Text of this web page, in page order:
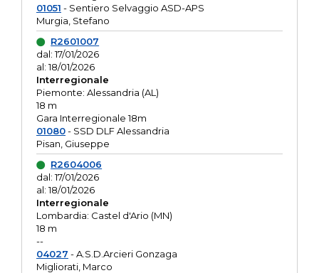
01051 - Sentiero Selvaggio ASD-APS
Murgia, Stefano
R2601007
dal: 17/01/2026
al: 18/01/2026
Interregionale
Piemonte: Alessandria (AL)
18 m
Gara Interregionale 18m
01080- SSD DLF Alessandria
Pisan, Giuseppe
R2604006
dal: 17/01/2026
al: 18/01/2026
Interregionale
Lombardia: Castel d'Ario (MN)
18 m
--
04027 - A.S.D.Arcieri Gonzaga
Migliorati, Marco